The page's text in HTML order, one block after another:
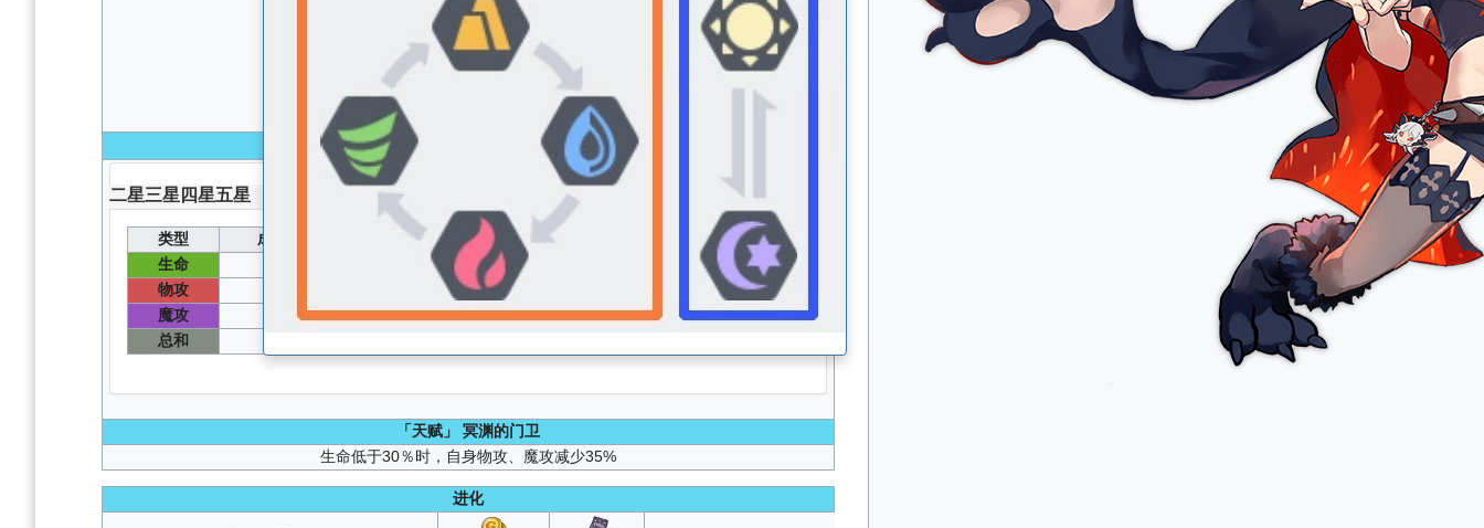
S
B
100级 无圣器无核心无能源分配能力值
二星三星 四星五星
类型 成长值 能力值 类型
能力值
生命
速度
562
物攻
物防
312
魔攻
637 魔防 60
312
总和
「天赋」
冥渊的门卫
生命低于30％时，自身物攻、魔攻减少35%
进化